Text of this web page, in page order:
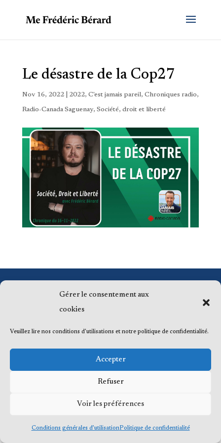
Gérer le consentement aux
cookies
Veuillez lire nos conditions d'utilisations et notre politique de confidentialité.
Accepter
Refuser
Voir les préférences
Conditions générales d’utilisationPolitique de confidentialité
Le désastre de la Cop27
Nov 16, 2022| 2022, C'est jamais pareil, Chroniques radio,
Radio-Canada Saguenay, Société, droit et liberté
© 2023 Me Frédéric Bérard, tous droits